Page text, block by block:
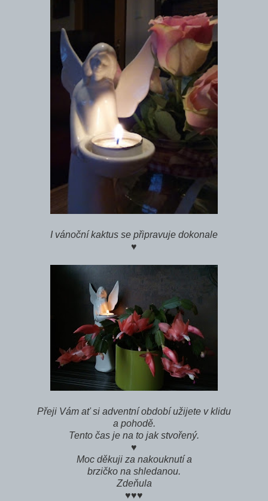
I vánoční kaktus se připravuje dokonale
♥
Přeji Vám ať si adventní období užijete v klidu
a pohodě.
Tento čas je na to jak stvořený.
♥
Moc děkuji za nakouknutí a
brzičko na shledanou.
Zdeňula
♥♥♥